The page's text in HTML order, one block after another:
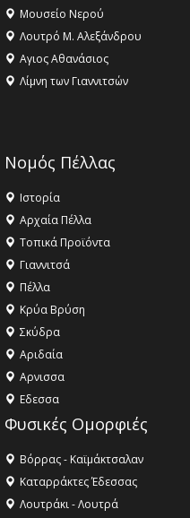
Μουσείο Νερού
Λουτρό Μ. Αλεξάνδρου
Αγιος Αθανάσιος
Λίμνη των Γιαννιτσών
Νομός Πέλλας
Ιστορία
Αρχαία Πέλλα
Τοπικά Προϊόντα
Γιαννιτσά
Πέλλα
Κρύα Βρύση
Σκύδρα
Αριδαία
Aρνισσα
Eδεσσα
Φυσικές Ομορφιές
Βόρρας - Καϊμάκτσαλαν
Καταρράκτες Έδεσσας
Λουτράκι - Λουτρά